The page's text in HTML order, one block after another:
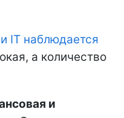
IT наблюдается
а количество
и